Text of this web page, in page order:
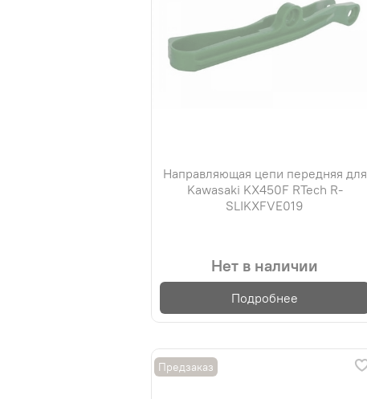
Направляющая цепи передняя для
Kawasaki KX450F RTech R-
SLIKXFVE019
Нет в наличии
Подробнее
Предзаказ